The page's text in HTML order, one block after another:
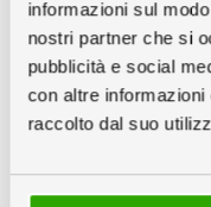
informazioni sul
nostri partner che si
pubblicità e social
con altre
raccolto dal suo
Nessuna Verifica